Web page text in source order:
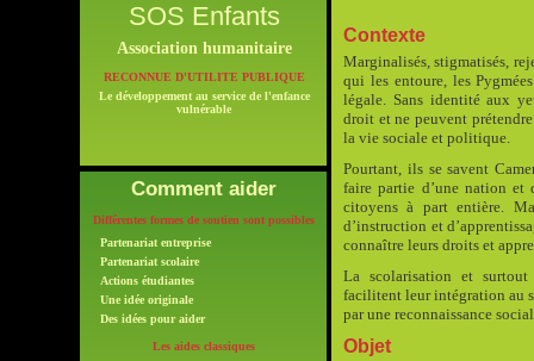
SOS Enfants
Association humanitaire
RECONNUE D'UTILITE PUBLIQUE
Le développement au service de l'enfance
vulnérable
Contexte
Marginalisés, stigmatisés,
qui les entoure, les
légale. Sans identité aux
droit et ne peuvent
la vie sociale et politique.
Pourtant, ils se savent
faire partie d’une nation et
citoyens à part entière.
d’instruction et
connaître leurs droits et
La scolarisation et
facilitent leur intégration au
par une reconnaissance
Objet
Comment aider
Différentes formes de soutien sont possibles
Partenariat entreprise
Partenariat scolaire
Actions étudiantes
Une idée originale
Des idées pour aider
Les aides classiques